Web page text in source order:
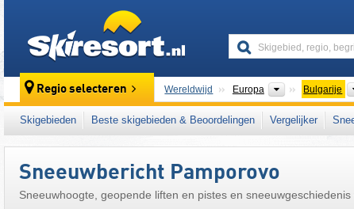
Regio selecteren Wereldwijd Europa Continenten
Bulgarije
Dit skigebied ligt ook in: Rhodopen
Skigebieden Beste skigebieden & Beoordelingen Vergelijker
Sneeuwbericht Pamporovo
Sneeuwhoogte, geopende liften en pistes en sneeuwgeschiedenis